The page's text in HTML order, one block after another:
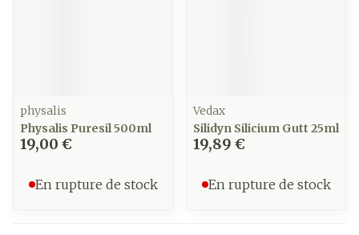
physalis
Physalis Puresil 500ml
19,00 €
En rupture de stock
Vedax
Silidyn Silicium Gutt 25ml
19,89 €
En rupture de stock